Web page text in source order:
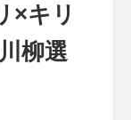
×キリ
柳選